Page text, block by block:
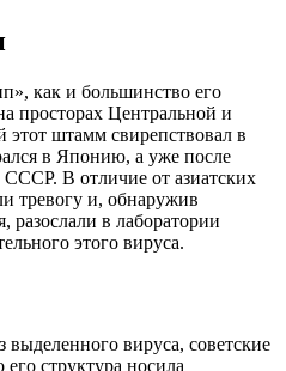
как и большинство его
просторах Центральной и
штамм свирепствовал в
в Японию, а уже после
СССР. В отличие от азиатских
тревогу и, обнаружив
разослали в лаборатории
этого вируса.
вируса, советские
структура носила